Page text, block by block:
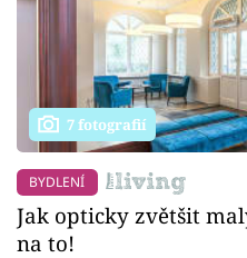
7 fotografií
BYDLENÍ
Jak opticky zvětšit
na to!